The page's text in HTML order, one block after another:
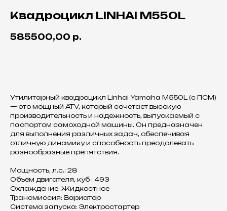
Квадроцикл LINHAI M550L
585500,00 р.
Утилитарный квадроцикл Linhai Yamaha M550L (с ПСМ)
— это мощный ATV, который сочетает высокую
производительность и надежность, выпускаемый с
паспортом самоходной машины. Он предназначен
для выполнения различных задач, обеспечивая
отличную динамику и способность преодолевать
разнообразные препятствия.
Мощность, л.с.: 28
Объём двигателя, куб : 493
Охлаждение: Жидкостное
Трансмиссия: Вариатор
Система запуска: Электростартер